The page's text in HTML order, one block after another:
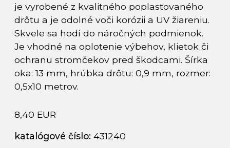
je vyrobené z kvalitného poplastovaného
drôtu a je odolné voči korózii a UV žiareniu.
Skvele sa hodí do náročných podmienok.
Je vhodné na oplotenie výbehov, klietok či
ochranu stromčekov pred škodcami. Šírka
oka: 13 mm, hrúbka drôtu: 0,9 mm, rozmer:
0,5x10 metrov.
8,40 EUR
katalógové číslo: 431240